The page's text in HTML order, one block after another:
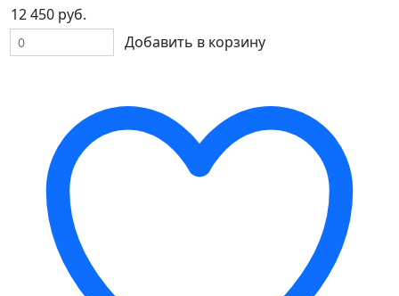
12 450 руб.
Добавить в корзину